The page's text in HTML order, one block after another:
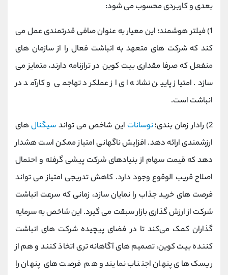
بعدی و کاربردی محسوب می ‌شود:
1) فیلتر هوشمند؛ این معیار به عنوان صافی قدرتمندی عمل می
کند که شرکت ‌های متعهد به انباشت فعال را از سازمان‌ های
منفعل که صرفا مقداری بیت‌ کوین در ترازنامه دارند، متمایز می
‌سازد. امتیاز پایین نشانه ‌ای از عملکرد تهاجمی و کارآمد در
انباشت است.
2) رادار زمان ‌بندی؛
نوسانات این شاخص می ‌تواند سیگنال‌های
ارزشمندی ارائه دهد. افزایش ناگهانی امتیاز ممکن است هشدار
دهد که قیمت سهام از بنیادهای شرکت پیشی گرفته و احتمال
اصلاح قریب ‌الوقوع وجود دارد. کاهش تدریجی امتیاز می ‌تواند
فرصت‌ های خرید جذاب را نمایان سازد، زمانی که سرعت انباشت
شرکت از ارزش ‌گذاری بازار سبقت می گیرد. این شاخص به سرمایه‌
گذاران کمک می‌کند تا در فضای پیچیده شرکت‌ های انباشت‌
کننده بیت ‌کوین، تصمیم ‌های آگاهانه ‌تری اتخاذ کنند و هم از
ریسک ‌های پنهان اجتناب نمایند و هم فرصت‌ های پنهان را